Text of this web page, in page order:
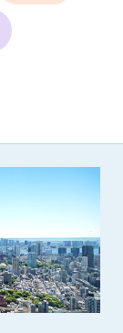
について責任
ん。
を侵害する行
書き込む行為
為